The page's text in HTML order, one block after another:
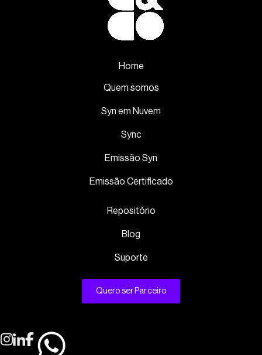
Home
Quem somos
Syn em Nuvem
Sync
Emissão Syn
Emissão Certificado
Repositório
Blog
Suporte
Quero ser Parceiro